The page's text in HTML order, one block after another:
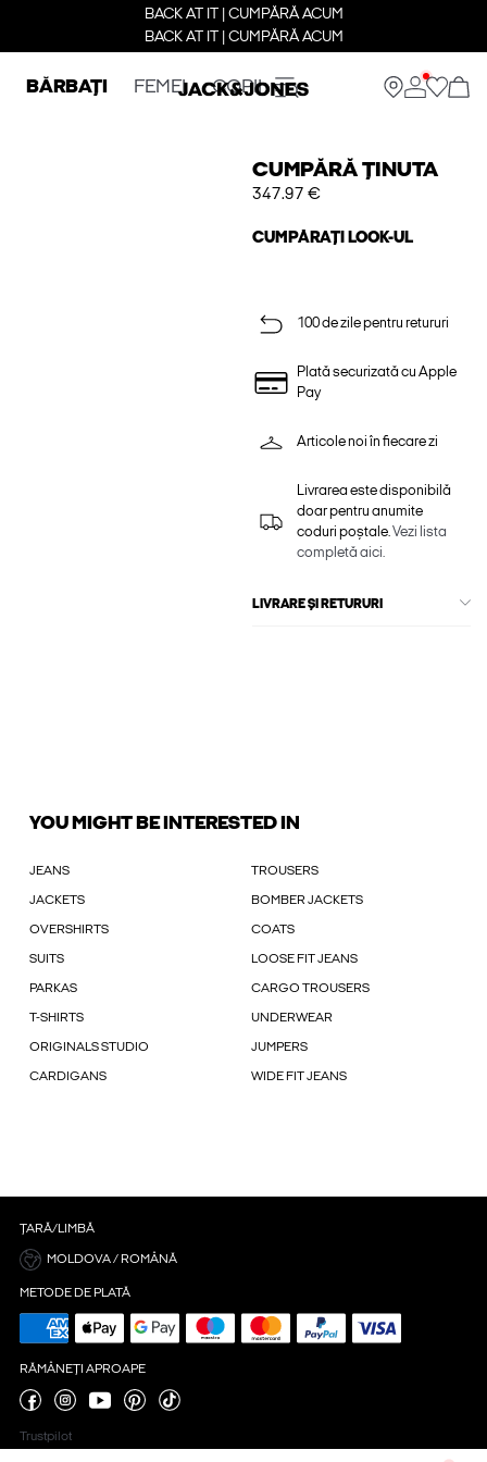
BACK AT IT | CUMPĂRĂ ACUM
BACK AT IT | CUMPĂRĂ ACUM
BĂRBAȚI FEMEI COPII
CUMPĂRĂ ȚINUTA
347.97 €
CUMPĂRAȚI LOOK-UL
100 de zile pentru retururi
Plată securizată cu Apple
Pay
Articole noi în fiecare zi
Livrarea este disponibilă
doar pentru anumite
coduri poștale.Vezi lista
completă aici.
LIVRARE ȘI RETURURI
YOU MIGHT BE INTERESTED IN
JEANS TROUSERS
JACKETS BOMBER JACKETS
OVERSHIRTS COATS
SUITS LOOSE FIT JEANS
PARKAS CARGO TROUSERS
T-SHIRTS UNDERWEAR
ORIGINALS STUDIO JUMPERS
CARDIGANS WIDE FIT JEANS
ȚARĂ/LIMBĂ
MOLDOVA / ROMÂNĂ
METODE DE PLATĂ
RĂMÂNEȚI APROAPE
Trustpilot